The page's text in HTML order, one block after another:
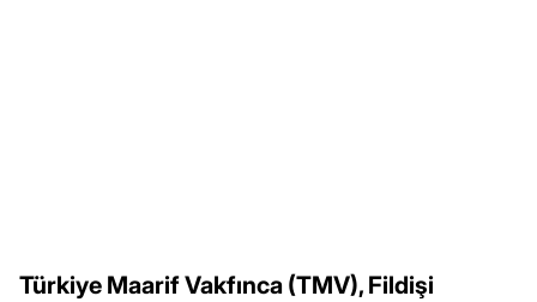
Türkiye Maarif Vakfınca (TMV), Fildişi